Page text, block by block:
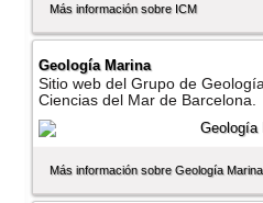
Más información sobre ICM
Geologí­a Marina
Sitio web del Grupo de
Ciencias del Mar de Barcelona.
Más información sobre Geologí­a Marina